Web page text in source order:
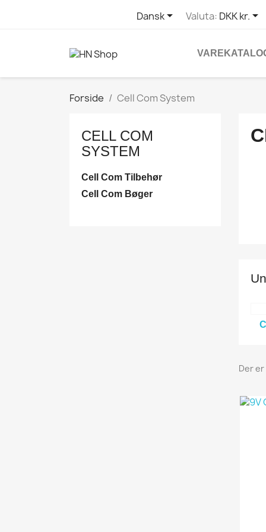
Dansk Valuta: DKK kr.
Forside Cell Com System
CELL COM
SYSTEM
Cell Com Tilbehør
Cell Com Bøger
Der er